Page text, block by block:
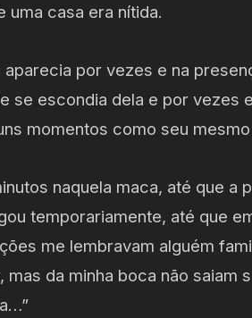
uma casa era nítida.
aparecia por vezes e na
se escondia dela e por vezes
momentos como seu
naquela maca, até que a
temporariamente, até que
me lembravam alguém
mas da minha boca não saiam